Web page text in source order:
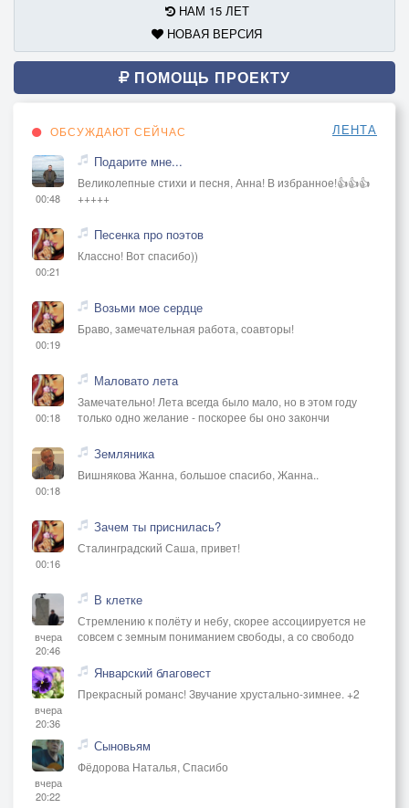
НАМ 15 ЛЕТ
НОВАЯ ВЕРСИЯ
ПОМОЩЬ ПРОЕКТУ
ОБСУЖДАЮТ СЕЙЧАС ЛЕНТА
00:48
Подарите мне...
Великолепные стихи и песня, Анна! В избранное!👍👍👍
+++++
00:21
Песенка про поэтов
Классно! Вот спасибо))
00:19
Возьми мое сердце
Браво, замечательная работа, соавторы!
00:18
Маловато лета
Замечательно! Лета всегда было мало, но в этом году
только одно желание - поскорее бы оно закончи
00:18
Земляника
Вишнякова Жанна, большое спасибо, Жанна..
00:16
Зачем ты приснилась?
Сталинградский Саша, привет!
вчера
20:46
В клетке
Стремлению к полёту и небу, скорее ассоциируется не
совсем с земным пониманием свободы, а со свободо
вчера
20:36
Январский благовест
Прекрасный романс! Звучание хрустально-зимнее. +2
вчера
20:22
Сыновьям
Фёдорова Наталья, Спасибо